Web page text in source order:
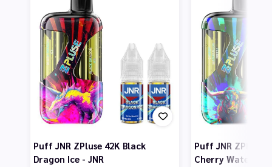
Puff JNR ZPluse 42K Black
Dragon Ice - JNR
Puff JNR ZPluse
Cherry